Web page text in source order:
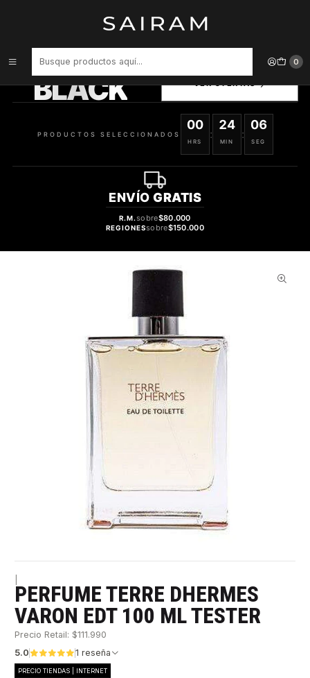
0
PERFUME TERRE DHERMES VARON EDT 100 ML TESTER
BLACK
SELECCIONADOS
PRODUCTOS SELECCIONADOS
00
HRS
:
24
MIN
:
05
SEG
ENVÍO GRATIS
R.M.sobre$80.000
REGIONESsobre$150.000
PERFUME TERRE DHERMES
VARON EDT 100 ML TESTER
Precio Retail: $111.990
5.0
1 reseña
PRECIO TIENDAS | INTERNET